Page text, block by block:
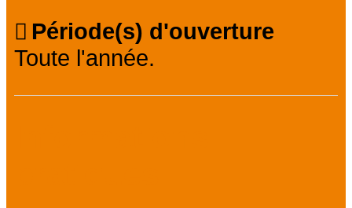
Période(s) d'ouverture
Toute l'année.